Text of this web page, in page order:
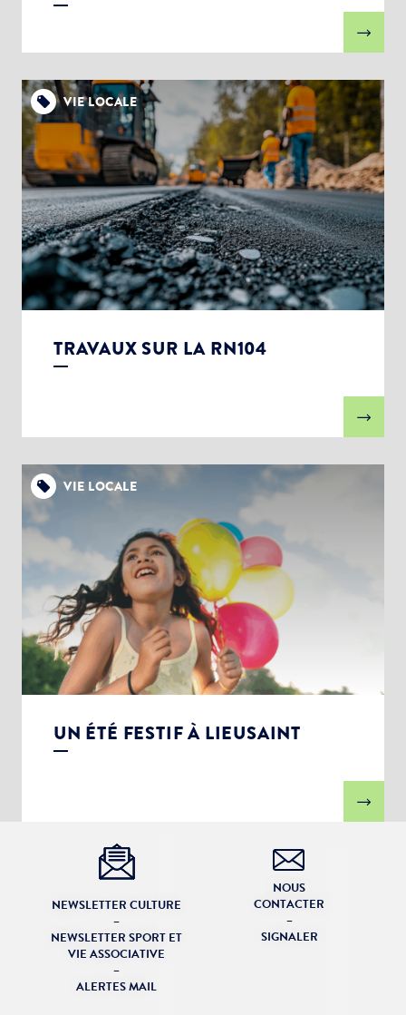
VIE LOCALE
TRAVAUX SUR LA RN104
VIE LOCALE
UN ÉTÉ FESTIF À LIEUSAINT
NEWSLETTER CULTURE
–
NEWSLETTER SPORT ET
VIE ASSOCIATIVE
–
ALERTES MAIL
NOUS
CONTACTER
–
SIGNALER